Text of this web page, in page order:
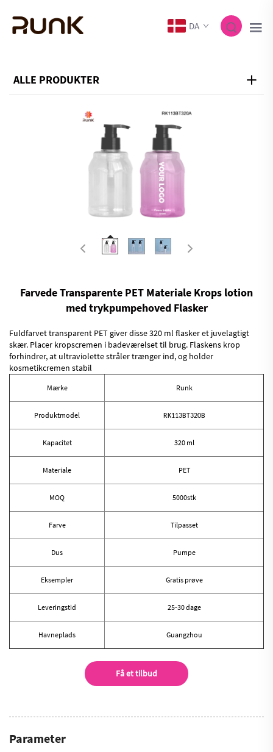
DA
ALLE PRODUKTER
Farvede Transparente PET Materiale Krops lotion
med trykpumpehoved Flasker
Fuldfarvet transparent PET giver disse 320 ml flasker et juvelagtigt
skær. Placer kropscremen i badeværelset til brug. Flaskens krop
forhindrer, at ultraviolette stråler trænger ind, og holder
kosmetikcremen stabil
Mærke Runk
Produktmodel RK113BT320B
Kapacitet 320 ml
Materiale PET
MOQ 5000stk
Farve Tilpasset
Dus Pumpe
Eksempler Gratis prøve
Leveringstid 25-30 dage
Havneplads Guangzhou
Få et tilbud
Parameter